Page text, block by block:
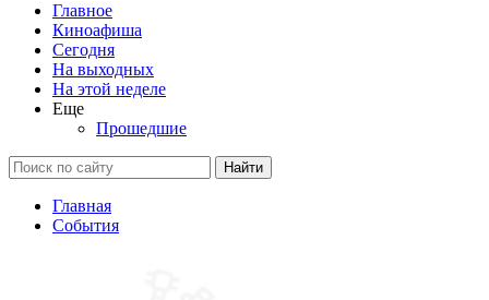
Главное
Киноафиша
Сегодня
На выходных
На этой неделе
Еще
Прошедшие
Найти
Главная
События